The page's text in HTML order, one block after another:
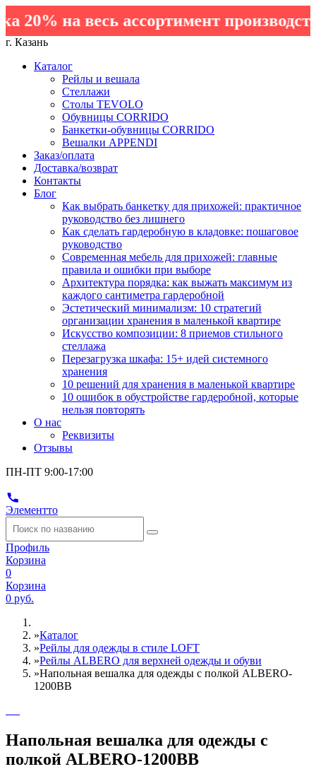
на весь ассортимент
г. Казань
Каталог
Рейлы и вешала
Стеллажи
Столы TEVOLO
Обувницы CORRIDO
Банкетки-обувницы CORRIDO
Вешалки APPENDI
Заказ/оплата
Доставка/возврат
Контакты
Блог
Как выбрать банкетку для прихожей: практичное
руководство без лишнего
Как сделать гардеробную в кладовке: пошаговое
руководство
Современная мебель для прихожей: главные
правила и ошибки при выборе
Архитектура порядка: как выжать максимум из
каждого сантиметра гардеробной
Эстетический минимализм: 10 стратегий
организации хранения в маленькой квартире
Искусство композиции: 8 приемов стильного
стеллажа
Перезагрузка шкафа: 15+ идей системного
хранения
10 решений для хранения в маленькой квартире
10 ошибок в обустройстве гардеробной, которые
нельзя повторять
О нас
Реквизиты
Отзывы
ПН-ПТ 9:00-17:00
Элементто
Профиль
Корзина
0
Корзина
0 руб.
»Каталог
»Рейлы для одежды в стиле LOFT
»Рейлы ALBERO для верхней одежды и обуви
»Напольная вешалка для одежды с полкой ALBERO-
1200BB
Напольная вешалка для одежды с
полкой ALBERO-1200BB